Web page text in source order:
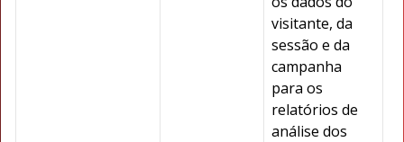
visitante, da
sessão e da
campanha
para os
relatórios de
análise dos